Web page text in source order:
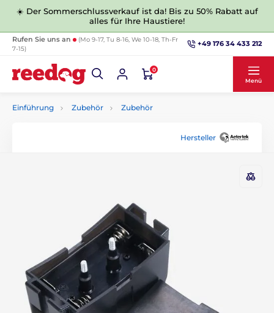
☀️ Der Sommerschlussverkauf ist da! Bis zu 50% Rabatt auf
alles für Ihre Haustiere!
Rufen Sie uns an
(Mo 9-17, Tu 8-16, We 10-18, Th-Fr
7-15)
+49 176 34 433 212
0
Menü
Einführung Zubehör Zubehör
Hersteller